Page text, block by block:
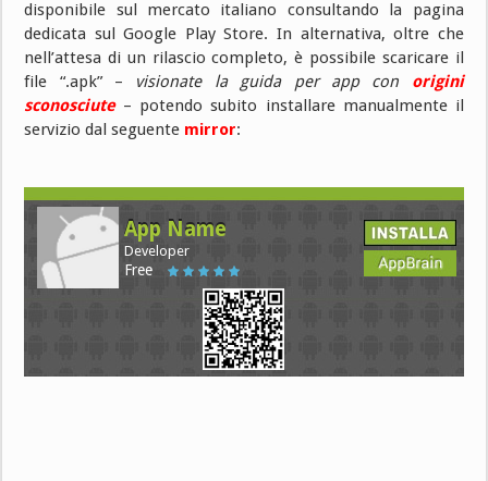
disponibile sul mercato italiano consultando la pagina
dedicata sul Google Play Store. In alternativa, oltre che
nell’attesa di un rilascio completo, è possibile scaricare il
file “.apk” – visionate la guida per app con origini
sconosciute– potendo subito installare manualmente il
servizio dal seguente mirror:
App Name
Developer
Free